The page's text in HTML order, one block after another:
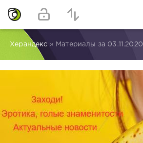
Херандекс » Материалы за 03.11.2020